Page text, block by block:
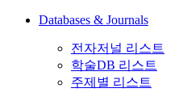
Databases & Journals
전자저널 리스트
학술DB 리스트
주제별 리스트